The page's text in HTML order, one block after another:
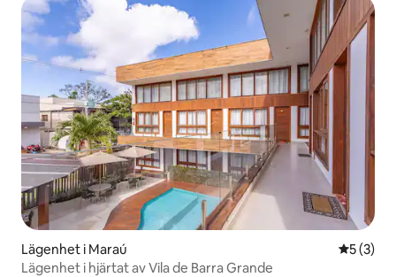
Lägenhet i Maraú 5 av 5 i
5 (3)
Lägenhet i hjärtat av Vila de Barra Grande